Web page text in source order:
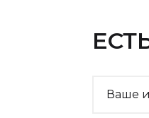
Ваше
Website